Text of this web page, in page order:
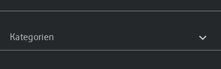
Kategorien